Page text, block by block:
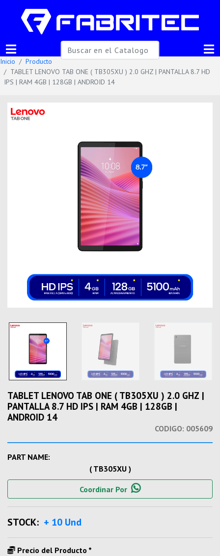
Inicio
Producto
TABLET LENOVO TAB ONE ( TB305XU ) 2.0 GHZ | PANTALLA 8.7 HD
IPS | RAM 4GB | 128GB | ANDROID 14
TABLET LENOVO TAB ONE ( TB305XU ) 2.0 GHZ |
PANTALLA 8.7 HD IPS | RAM 4GB | 128GB |
ANDROID 14
CODIGO: 005609
PART NAME:
( TB305XU )
Coordinar Por
STOCK: + 10 Und
Precio del Producto *